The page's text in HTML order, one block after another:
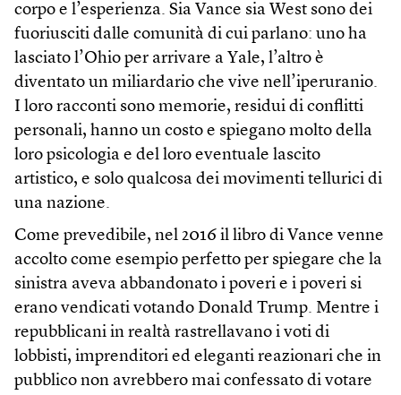
corpo e l’esperienza. Sia Vance sia West sono dei
fuoriusciti dalle comunità di cui parlano: uno ha
lasciato l’Ohio per arrivare a Yale, l’altro è
diventato un miliardario che vive nell’iperuranio.
I loro racconti sono memorie, residui di conflitti
personali, hanno un costo e spiegano molto della
loro psicologia e del loro eventuale lascito
artistico, e solo qualcosa dei movimenti tellurici di
una nazione.
Come prevedibile, nel 2016 il libro di Vance venne
accolto come esempio perfetto per spiegare che la
sinistra aveva abbandonato i poveri e i poveri si
erano vendicati votando Donald Trump. Mentre i
repubblicani in realtà rastrellavano i voti di
lobbisti, imprenditori ed eleganti reazionari che in
pubblico non avrebbero mai confessato di votare